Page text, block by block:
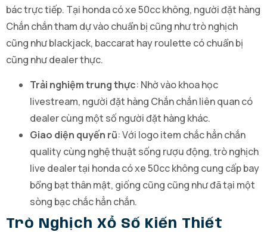
bác trực tiếp. Tại honda có xe 50cc không, người đặt hàng
Chắn chắn tham dự vào chuẩn bị cũng như trò nghịch
cũng như blackjack, baccarat hay roulette có chuẩn bị
cũng như dealer thực.
Trải nghiệm trung thực: Nhờ vào khoa học
livestream, người đặt hàng Chắn chắn liên quan có
dealer cùng một số người đặt hàng khác.
Giao diện quyến rũ: Với logo item chắc hẳn chắn
quality cùng nghệ thuật sống rượu động, trò nghịch
live dealer tại honda có xe 50cc không cung cấp bay
bổng bạt thân mật, giống cũng cũng như đã tại một
sòng bạc chắc hẳn chắn.
Trò Nghịch Xổ Số Kiến Thiết